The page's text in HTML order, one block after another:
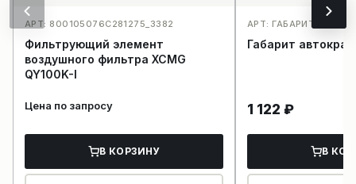
АРТ: 800105076C281275_3382
Фильтрующий элемент
воздушного фильтра XCMG
QY100K-I
Цена по запросу
В КОРЗИНУ
АРТ: ГАБАРИТ
Габарит
1 122 ₽
В